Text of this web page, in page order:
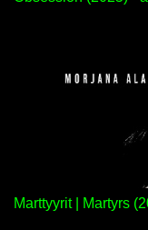
Marttyyrit | Martyrs